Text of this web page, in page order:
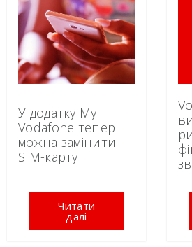
У додатку My
Vodafone тепер
можна замінити
SIM-карту
Читати
далі